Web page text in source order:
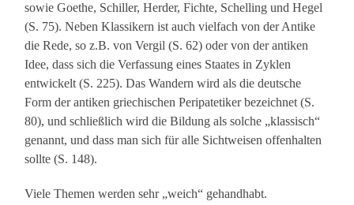
sowie Goethe, Schiller, Herder, Fichte, Schelling und Hegel
(S. 75). Neben Klassikern ist auch vielfach von der Antike
die Rede, so z.B. von Vergil (S. 62) oder von der antiken
Idee, dass sich die Verfassung eines Staates in Zyklen
entwickelt (S. 225). Das Wandern wird als die deutsche
Form der antiken griechischen Peripatetiker bezeichnet (S.
80), und schließlich wird die Bildung als solche „klassisch“
genannt, und dass man sich für alle Sichtweisen offenhalten
sollte (S. 148).
Viele Themen werden sehr „weich“ gehandhabt.